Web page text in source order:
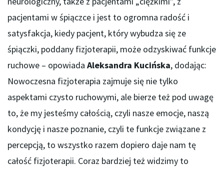
pacjentami w śpiączce i jest to ogromna radość i
satysfakcja, kiedy pacjent, który wybudza się ze
śpiączki, poddany fizjoterapii, może odzyskiwać funkcje
ruchowe – opowiada Aleksandra Kucińska, dodając:
Nowoczesna fizjoterapia zajmuje się nie tylko
aspektami czysto ruchowymi, ale bierze też pod uwagę
to, że my jesteśmy całością, czyli nasze emocje, naszą
kondycję i nasze poznanie, czyli te funkcje związane z
percepcją, to wszystko razem dopiero daje nam tę
całość fizjoterapii. Coraz bardziej też widzimy to